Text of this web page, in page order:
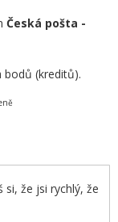
Česká pošta -
bodů (kreditů).
si, že jsi rychlý, že